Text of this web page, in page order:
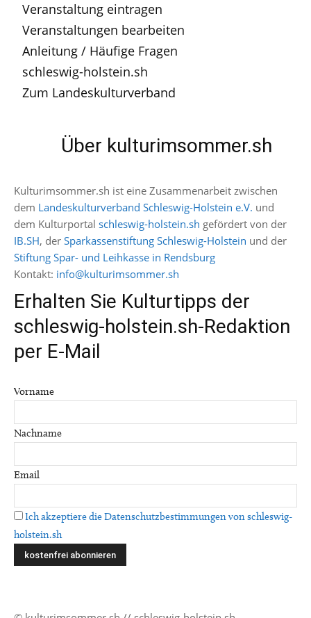
Veranstaltung eintragen
Veranstaltungen bearbeiten
Anleitung / Häufige Fragen
schleswig-holstein.sh
Zum Landeskulturverband
Über kulturimsommer.sh
Kulturimsommer.sh ist eine Zusammenarbeit zwischen
dem Landeskulturverband Schleswig-Holstein e.V. und
dem Kulturportal schleswig-holstein.sh gefördert von der
IB.SH, der Sparkassenstiftung Schleswig-Holstein und der
Stiftung Spar- und Leihkasse in Rendsburg
Kontakt: info@kulturimsommer.sh
Erhalten Sie Kulturtipps der
schleswig-holstein.sh-Redaktion
per E-Mail
Vorname
Nachname
Email
Ich akzeptiere die Datenschutzbestimmungen von schleswig-
holstein.sh